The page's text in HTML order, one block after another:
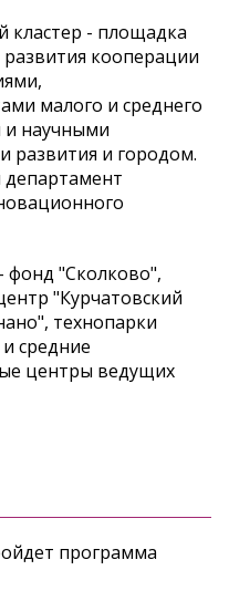
кластер - площадка
кооперации
малого и среднего
и научными
развития и городом.
департамент
фонд "Сколково",
"Курчатовский
технопарки
средние
центры ведущих
программа